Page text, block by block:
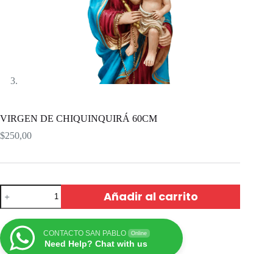
VIRGEN DE CHIQUINQUIRÁ 60CM
$250,00
Añadir al carrito
CONTACTO SAN PABLO Online
Need Help? Chat with us